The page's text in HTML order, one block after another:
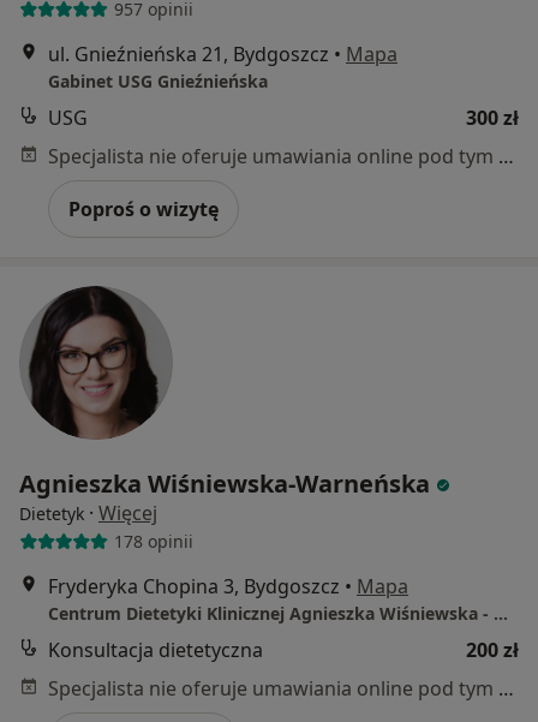
957 opinii
ul. Gnieźnieńska 21, Bydgoszcz • Mapa
Gabinet USG Gnieźnieńska
USG
300 zł
Specjalista nie oferuje umawiania online pod tym adresem.
Poproś o wizytę
Agnieszka Wiśniewska-Warneńska
Dietetyk · Więcej
178 opinii
Fryderyka Chopina 3, Bydgoszcz • Mapa
Centrum Dietetyki Klinicznej Agnieszka Wiśniewska - Warneńska
Konsultacja dietetyczna
200 zł
Specjalista nie oferuje umawiania online pod tym adresem.